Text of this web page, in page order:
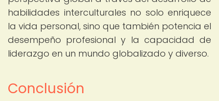
habilidades interculturales no solo enriquece
la vida personal, sino que también potencia el
desempeño profesional y la capacidad de
liderazgo en un mundo globalizado y diverso.
Conclusión